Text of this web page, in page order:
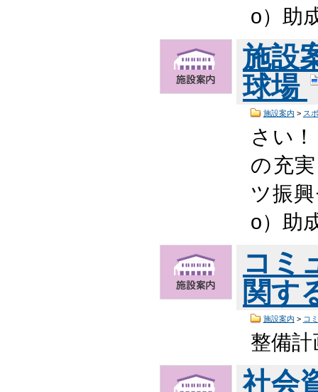
o）助
施設
球場
施設案内 > ス
さい
の充
ツ振
o）助
コミ
関す
施設案内 > コ
整備
社会